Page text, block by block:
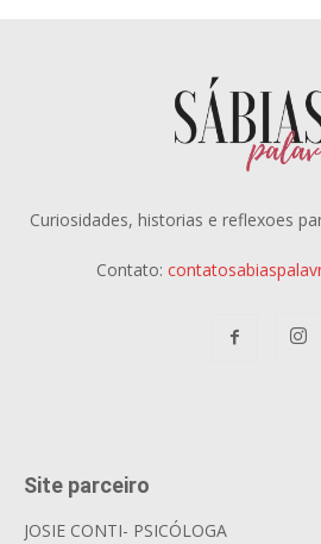
Curiosidades, historias e reflexoes
Contato:
Site parceiro
JOSIE CONTI- PSICÓLOGA